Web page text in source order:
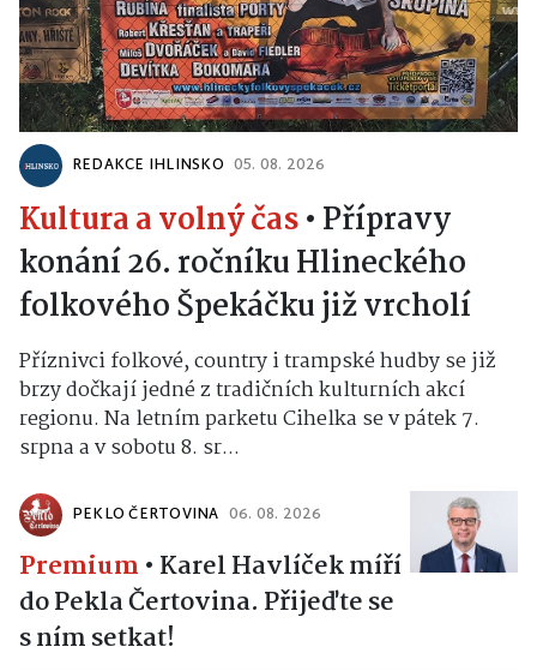
REDAKCE IHLINSKO 05. 08. 2026
Kultura a volný čas• Přípravy
konání 26. ročníku Hlineckého
folkového Špekáčku již vrcholí
Příznivci folkové, country i trampské hudby se již
brzy dočkají jedné z tradičních kulturních akcí
regionu. Na letním parketu Cihelka se v pátek 7.
srpna a v sobotu 8. sr...
PEKLO ČERTOVINA 06. 08. 2026
Premium • Karel Havlíček míří
do Pekla Čertovina. Přijeďte se
s ním setkat!